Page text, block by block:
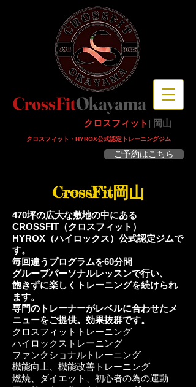
CrossFitOkayama
ご予約はこちら
クロスフィット | 岡山
​クロスフィット・HYROX公式認定トレーニングジム
CrossFit岡山
470坪の広大な敷地の中にある
CROSSFIT（クロスフィット）
HYROX（ハイロックス）公式認定ジムで
す。
毎回違うプログラムを60分間
グループパーソナルレッスンで行い、
飽きずに楽しくトレーニングを続けられ
ます。
専門のトレーナーがレベルに合わせたメ
ニューをご提供。効果抜群です。
クロスフィットトレーニング
ハイロックストレーニング
ファンクショナルトレーニング
機能向上、機能改善トレーニング
燃焼、ダイエット、初心者の為の運動